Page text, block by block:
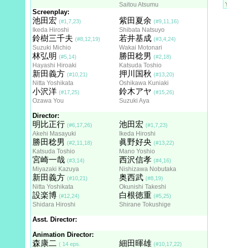
Saitou Atsumu
Screenplay:
池田宏 (#1,7,23)
Ikeda Hiroshi
鈴樹三千夫 (#8,12,19)
Suzuki Michio
林弘明 (#5,14)
Hayashi Hiroaki
新田義方 (#10,21)
Nitta Yoshikata
小沢洋 (#17,25)
Ozawa You
紫田夏余 (#9,11,16)
Shibata Natsuyo
若井基成 (#3,4,24)
Wakai Motonari
勝田稔男 (#2,18)
Katsuda Toshio
押川国秋 (#13,20)
Oshikawa Kuniaki
鈴木アヤ (#15,26)
Suzuki Aya
Director:
明比正行 (#6,17,26)
Akehi Masayuki
勝田稔男 (#2,11,18)
Katsuda Toshio
宮崎一哉 (#3,14)
Miyazaki Kazuya
新田義方 (#10,21)
Nitta Yoshikata
設楽博 (#12,24)
Shidara Hiroshi
池田宏 (#1,7,23)
Ikeda Hiroshi
眞野好央 (#13,22)
Mano Yoshio
西沢信孝 (#4,16)
Nishizawa Nobutaka
奥西武 (#8,19)
Okunishi Takeshi
白根徳重 (#5,25)
Shirane Tokushige
Asst. Director:
Animation Director:
森康二 ( 14 eps.
細田暉雄 (#10,17,22)